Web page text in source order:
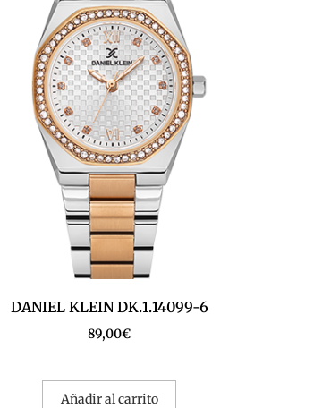
DANIEL KLEIN DK.1.14099-6
89,00€
Añadir al carrito